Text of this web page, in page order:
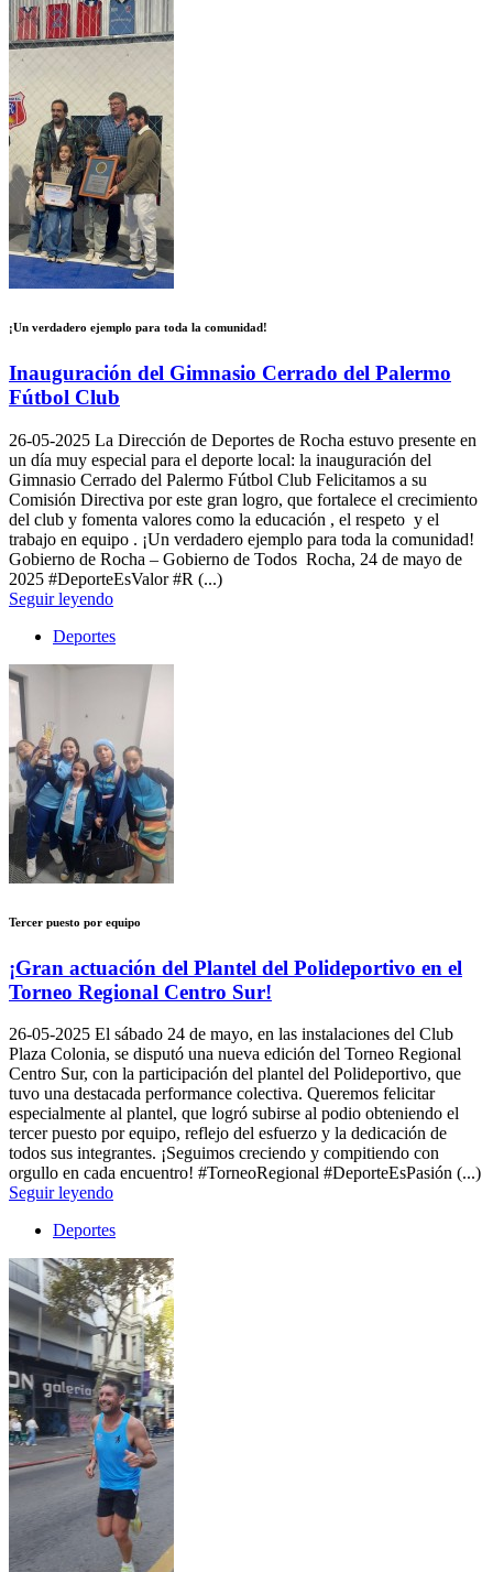
¡Un verdadero ejemplo para toda la comunidad!
Inauguración del Gimnasio Cerrado del Palermo
Fútbol Club
26-05-2025 La Dirección de Deportes de Rocha estuvo presente en
un día muy especial para el deporte local: la inauguración del
Gimnasio Cerrado del Palermo Fútbol Club Felicitamos a su
Comisión Directiva por este gran logro, que fortalece el crecimiento
del club y fomenta valores como la educación , el respeto y el
trabajo en equipo . ¡Un verdadero ejemplo para toda la comunidad!
Gobierno de Rocha – Gobierno de Todos Rocha, 24 de mayo de
2025 #DeporteEsValor #R (...)
Seguir leyendo
Deportes
Tercer puesto por equipo
¡Gran actuación del Plantel del Polideportivo en el
Torneo Regional Centro Sur!
26-05-2025 El sábado 24 de mayo, en las instalaciones del Club
Plaza Colonia, se disputó una nueva edición del Torneo Regional
Centro Sur, con la participación del plantel del Polideportivo, que
tuvo una destacada performance colectiva. Queremos felicitar
especialmente al plantel, que logró subirse al podio obteniendo el
tercer puesto por equipo, reflejo del esfuerzo y la dedicación de
todos sus integrantes. ¡Seguimos creciendo y compitiendo con
orgullo en cada encuentro! #TorneoRegional #DeporteEsPasión (...)
Seguir leyendo
Deportes